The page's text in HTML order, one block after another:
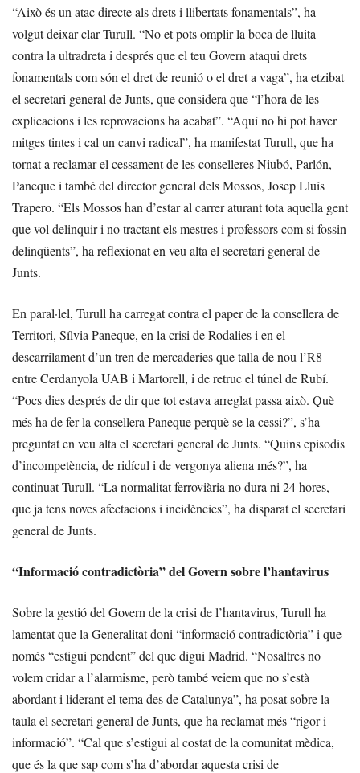
“Això és un atac directe als drets i llibertats fonamentals”, ha
volgut deixar clar Turull. “No et pots omplir la boca de lluita
contra la ultradreta i després que el teu Govern ataqui drets
fonamentals com són el dret de reunió o el dret a vaga”, ha etzibat
el secretari general de Junts, que considera que “l’hora de les
explicacions i les reprovacions ha acabat”. “Aquí no hi pot haver
mitges tintes i cal un canvi radical”, ha manifestat Turull, que ha
tornat a reclamar el cessament de les conselleres Niubó, Parlón,
Paneque i també del director general dels Mossos, Josep Lluís
Trapero. “Els Mossos han d’estar al carrer aturant tota aquella gent
que vol delinquir i no tractant els mestres i professors com si fossin
delinqüents”, ha reflexionat en veu alta el secretari general de
Junts.
En paral·lel, Turull ha carregat contra el paper de la consellera de
Territori, Sílvia Paneque, en la crisi de Rodalies i en el
descarrilament d’un tren de mercaderies que talla de nou l’R8
entre Cerdanyola UAB i Martorell, i de retruc el túnel de Rubí.
“Pocs dies després de dir que tot estava arreglat passa això. Què
més ha de fer la consellera Paneque perquè se la cessi?”, s’ha
preguntat en veu alta el secretari general de Junts. “Quins episodis
d’incompetència, de ridícul i de vergonya aliena més?”, ha
continuat Turull. “La normalitat ferroviària no dura ni 24 hores,
que ja tens noves afectacions i incidències”, ha disparat el secretari
general de Junts.
“Informació contradictòria” del Govern sobre l’hantavirus
Sobre la gestió del Govern de la crisi de l’hantavirus, Turull ha
lamentat que la Generalitat doni “informació contradictòria” i que
només “estigui pendent” del que digui Madrid. “Nosaltres no
volem cridar a l’alarmisme, però també veiem que no s’està
abordant i liderant el tema des de Catalunya”, ha posat sobre la
taula el secretari general de Junts, que ha reclamat més “rigor i
informació”. “Cal que s’estigui al costat de la comunitat mèdica,
que és la que sap com s’ha d’abordar aquesta crisi de